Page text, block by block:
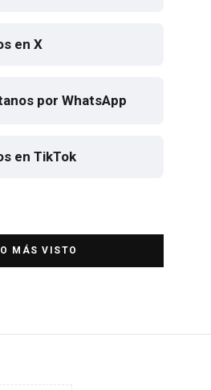
en Instagram
en X
por WhatsApp
a CDMX para
el Estadio Banorte